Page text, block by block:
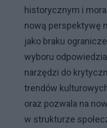
historycznym i
nową perspektywę
jako braku
wyboru
narzędzi do
trendów
oraz pozwala na
w strukturze